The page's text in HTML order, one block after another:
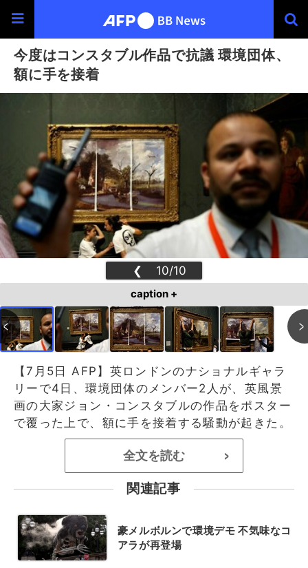
今度はコンスタブル作品で抗議 環境団体、
額に手を接着
❮
10/10
❯
caption +
【7月5日 AFP】英ロンドンのナショナルギャラ
リーで4日、環境団体のメンバー2人が、英風景
画の大家ジョン・コンスタブルの作品をポスター
で覆った上で、額に手を接着する騒動が起きた。
全文を読む >
関連記事
豪メルボルンで環境デモ 不気味なコ
アラが再登場